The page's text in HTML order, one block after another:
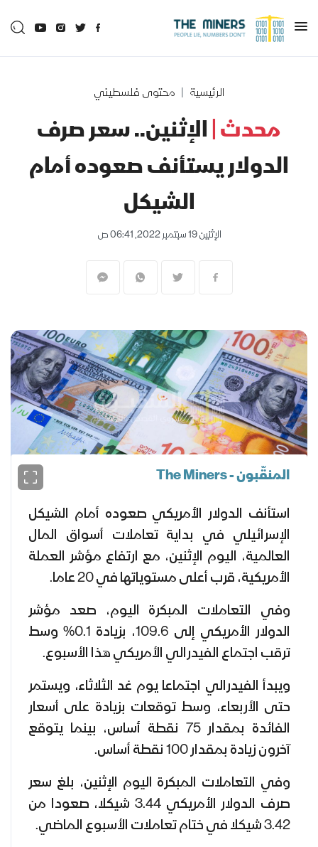
الرئيسية محتوى فلسطيني
محدث |الإثنين.. سعر صرف
الدولار يستأنف صعوده أمام
الشيكل
الإثنين 19 سبتمبر 2022, 06:41 ص
المنقّبون - The Miners
استأنف الدولار الأمريكي صعوده أمام الشيكل
الإسرائيلي في بداية تعاملات أسواق المال
العالمية، اليوم الإثنين، مع ارتفاع مؤشر العملة
الأمريكية، قرب أعلى مستوياتها في 20 عاما.
وفي التعاملات المبكرة اليوم، صعد مؤشر
الدولار الأمريكي إلى 109.6، بزيادة 0.1% وسط
ترقب اجتماع الفيدرالي الأمريكي هذا الأسبوع.
ويبدأ الفيدرالي اجتماعا يوم غد الثلاثاء، ويستمر
حتى الأربعاء، وسط توقعات بزيادة على أسعار
الفائدة بمقدار 75 نقطة أساس، بينما يتوقع
آخرون زيادة بمقدار 100 نقطة أساس.
وفي التعاملات المبكرة اليوم الإثنين، بلغ سعر
صرف الدولار الأمريكي 3.44 شيكلا، صعودا من
3.42 شيكلا في ختام تعاملات الأسبوع الماضي.